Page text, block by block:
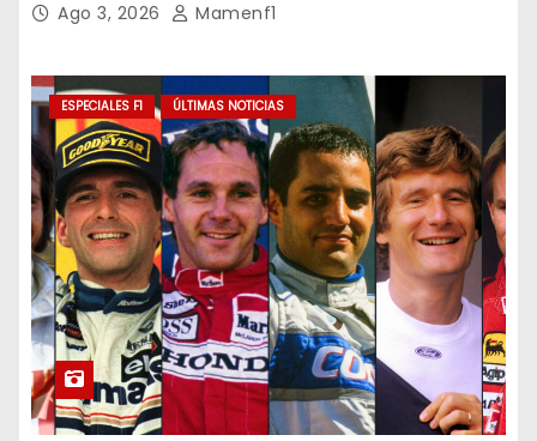
Ago 3, 2026 Mamenf1
ESPECIALES F1 ÚLTIMAS NOTICIAS